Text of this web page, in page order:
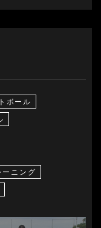
ボール
ーニング